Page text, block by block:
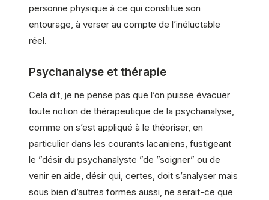
personne physique à ce qui constitue son
entourage, à verser au compte de l’inéluctable
réel.
Psychanalyse et thérapie
Cela dit, je ne pense pas que l’on puisse évacuer
toute notion de thérapeutique de la psychanalyse,
comme on s’est appliqué à le théoriser, en
particulier dans les courants lacaniens, fustigeant
le ”désir du psychanalyste ”de ”soigner” ou de
venir en aide, désir qui, certes, doit s’analyser mais
sous bien d’autres formes aussi, ne serait-ce que